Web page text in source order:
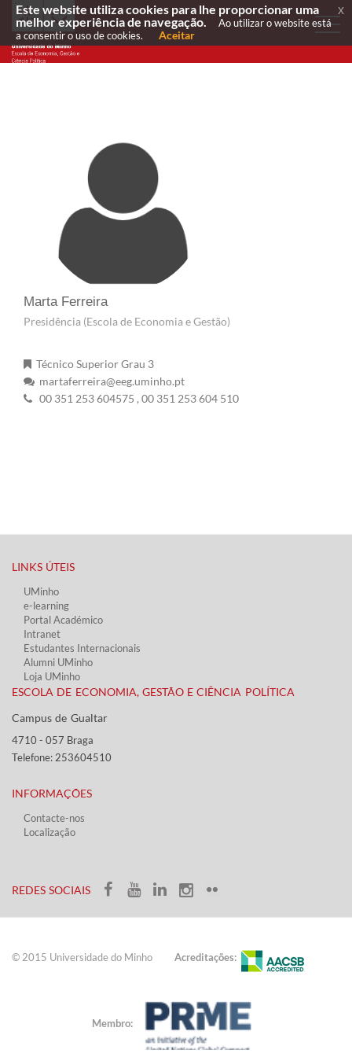
Marta Ferreira
Presidência (Escola de Economia e Gestão)
Técnico Superior Grau 3
martaferreira@eeg.uminho.pt
00 351 253 604575 , 00 351 253 604 510
LINKS ÚTEIS​
UMinho
e-learning
Portal Académico
Intranet
Estudantes Inter​​nacionais
Alumni UMinho
Loja UMinho
ESCOLA DE ECONOMIA, GESTÃO E CIÊNCIA POLÍTICA
Campus de Gualtar ​​
4710 - ​057 Braga
Telefone: 253604510​​
INFORMAÇÕES
Contacte-nos
Localização
​REDES SOCIAIS​​
© 2015 Universidade do ​Minho​​​ Acreditações:
Membro:
Este website utiliza cookies para lhe proporcionar uma
melhor experiência de navegação.
Ao utilizar o website está
a consentir o uso de cookies.
Aceitar
x